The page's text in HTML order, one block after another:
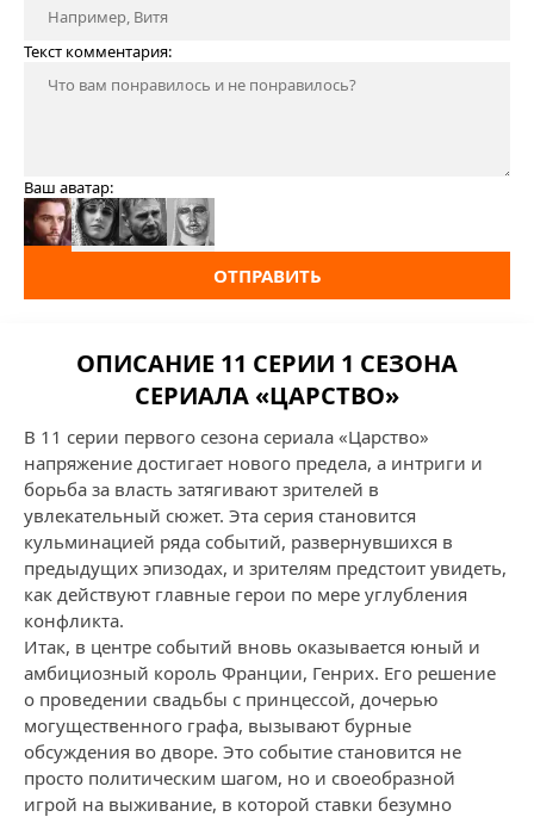
Текст комментария:
Ваш аватар:
ОТПРАВИТЬ
ОПИСАНИЕ 11 СЕРИИ 1 СЕЗОНА
СЕРИАЛА «ЦАРСТВО»
В 11 серии первого сезона сериала «Царство»
напряжение достигает нового предела, а интриги и
борьба за власть затягивают зрителей в
увлекательный сюжет. Эта серия становится
кульминацией ряда событий, развернувшихся в
предыдущих эпизодах, и зрителям предстоит увидеть,
как действуют главные герои по мере углубления
конфликта.
Итак, в центре событий вновь оказывается юный и
амбициозный король Франции, Генрих. Его решение
о проведении свадьбы с принцессой, дочерью
могущественного графа, вызывают бурные
обсуждения во дворе. Это событие становится не
просто политическим шагом, но и своеобразной
игрой на выживание, в которой ставки безумно